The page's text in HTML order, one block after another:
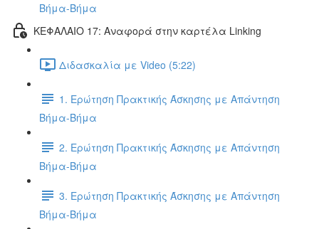
Βήμα-Βήμα
ΚΕΦΑΛΑΙΟ 17: Αναφορά στην καρτέλα Linking
Διδασκαλία με Video (5:22)
1. Ερώτηση Πρακτικής Άσκησης με Απάντηση
Βήμα-Βήμα
2. Ερώτηση Πρακτικής Άσκησης με Απάντηση
Βήμα-Βήμα
3. Ερώτηση Πρακτικής Άσκησης με Απάντηση
Βήμα-Βήμα